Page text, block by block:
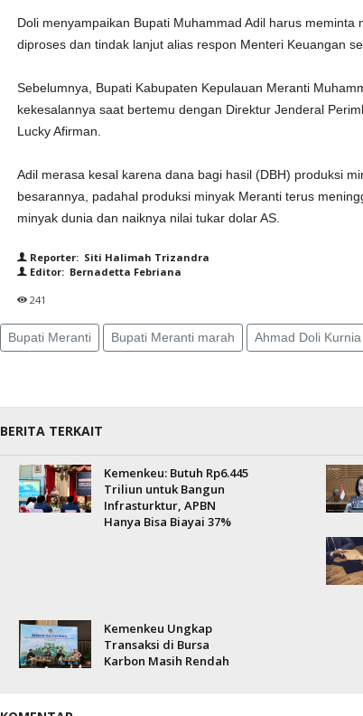
Doli menyampaikan Bupati Muhammad Adil harus meminta
diproses dan tindak lanjut alias respon Menteri Keuangan
Sebelumnya, Bupati Kabupaten Kepulauan Meranti
kekesalannya saat bertemu dengan Direktur Jenderal
Lucky Afirman.
Adil merasa kesal karena dana bagi hasil (DBH) produksi
besarannya, padahal produksi minyak Meranti terus
minyak dunia dan naiknya nilai tukar dolar AS.
Reporter: Siti Halimah Trizandra
Editor: Bernadetta Febriana
241
Bupati Meranti Bupati Meranti marah Ahmad Doli Kurnia
BERITA TERKAIT
Kemenkeu: Butuh Rp6.445
Triliun untuk Bangun
Infrasturktur, APBN
Hanya Bisa Biayai 37%
Kemenkeu Ungkap
Transaksi di Bursa
Karbon Masih Rendah